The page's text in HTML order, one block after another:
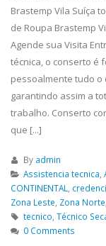
Brastemp Vila Suíça
de Roupa Brastemp
Agende sua Visita
técnica, o conserto é
pessoalmente tudo
garantindo assim a
trabalho. Conserto
que [...]
By admin
Assistencia tecnica,
CONTINENTAL,
Zona Leste, Zona Norte
tecnico, Técnico
0 Comments